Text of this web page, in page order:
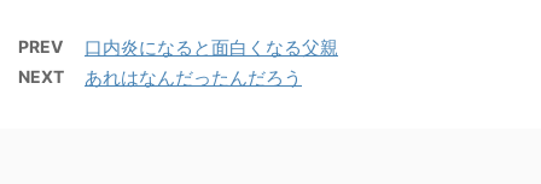
PREV 口内炎になると面白くなる父親
NEXT あれはなんだったんだろう